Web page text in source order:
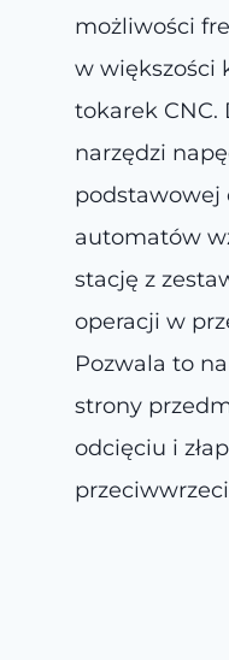
możliwości
w większości
tokarek CNC.
narzędzi
podstawowej
automatów
stację z
operacji w
Pozwala to
strony
odcięciu i